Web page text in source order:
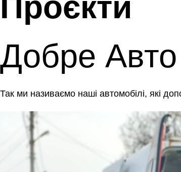
Добре Авто
Так ми називаємо наші автомобілі, які